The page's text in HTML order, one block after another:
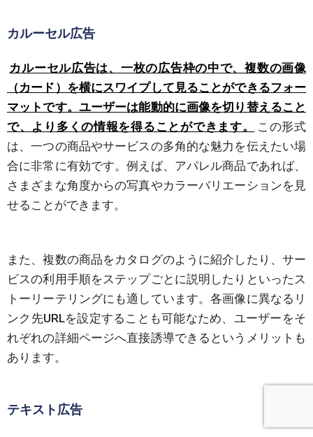
カルーセル広告
カルーセル広告は、一枚の広告枠の中で、複数の画像
（カード）を横にスワイプして見ることができるフォー
マットです。ユーザーは能動的に画像を切り替えること
で、より多くの情報を得ることができます。
この形式
は、一つの商品やサービスの多角的な魅力を伝えたい場
合に非常に有効です。例えば、アパレル商品であれば、
さまざまな角度からの写真やカラーバリエーションを見
せることができます。
また、複数の商品をカタログのように紹介したり、サー
ビスの利用手順をステップごとに説明したりといったス
トーリーテリングにも適しています。各画像に異なるリ
ンク先URLを設定することも可能なため、ユーザーをそ
れぞれの詳細ページへ直接誘導できるというメリットも
あります。
テキスト広告